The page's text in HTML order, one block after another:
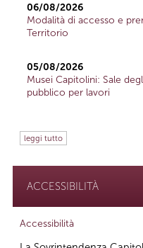
06/08/2026
Modalità di accesso e
Territorio
05/08/2026
Musei Capitolini: Sale
pubblico per lavori
leggi tutto
ACCESSIBILITÀ
Accessibilità